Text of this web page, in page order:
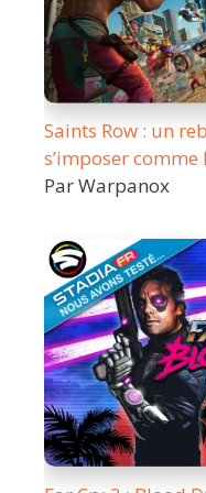
Saints Row : un
s’imposer
Par Warpanox